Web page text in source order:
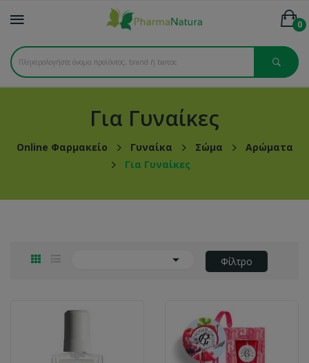
0
Για Γυναίκες
Online Φαρμακείο Γυναίκα Σώμα
Αρώματα
Για Γυναίκες
 Φίλτρο